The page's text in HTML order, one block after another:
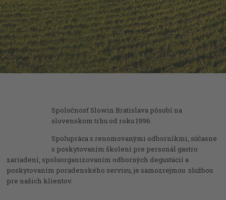
Spoločnosť Slowin Bratislava pôsobí na
slovenskom trhu od roku 1996.
Spolupráca s renomovanými odborníkmi, súčasne
s poskytovaním školení pre personál gastro
zariadení, spoluorganizovaním odborných degustácií a
poskytovaním poradenského servisu, je samozrejmou službou
pre našich klientov.